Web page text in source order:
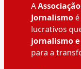
A
Jornalismo
lucrativos
jornalismo e
para a